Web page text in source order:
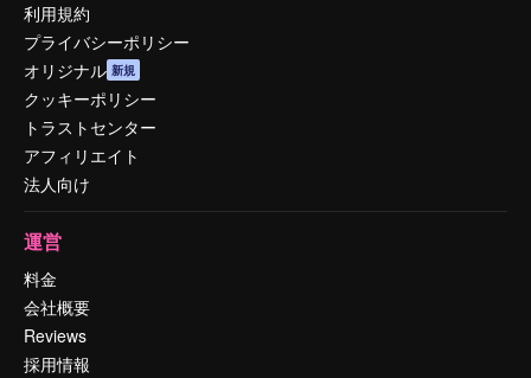
利用規約
プライバシーポリシー
オリジナル 新規
クッキーポリシー
トラストセンター
アフィリエイト
法人向け
運営
料金
会社概要
Reviews
採用情報